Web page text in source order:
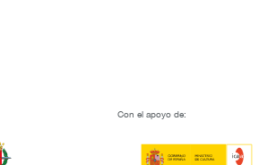
Con el apoyo de: